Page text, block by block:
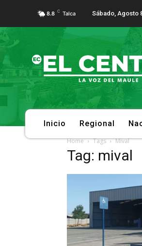
8.8 C Talca Sábado, Agosto
Inicio Regional
Home Tags Mival
Tag: mival